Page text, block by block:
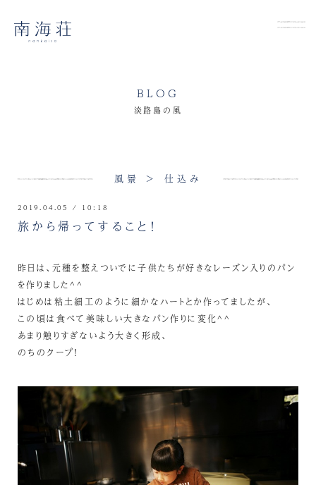
BLOG
淡路島の風
風景 > 仕込み
2019.04.05 / 10:18
旅から帰ってすること！
昨日は、元種を整えついでに子供たちが好きなレーズン入りのパン
を作りました^^
はじめは粘土細工のように細かなハートとか作ってましたが、
この頃は食べて美味しい大きなパン作りに変化^^
あまり触りすぎないよう大きく形成、
のちのクープ！